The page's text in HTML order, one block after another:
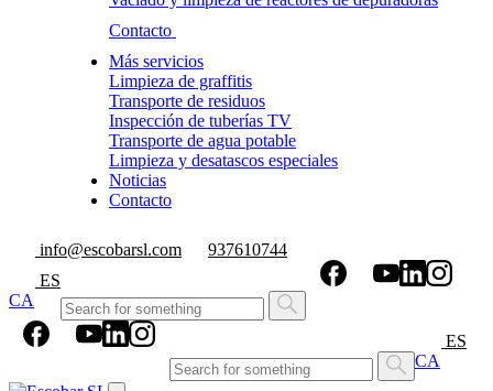
Contacto
Más servicios
Limpieza de graffitis
Transporte de residuos
Inspección de tuberías TV
Transporte de agua potable
Limpieza y desatascos especiales
Noticias
Contacto
info@escobarsl.com
937610744
ES
CA
ES
CA